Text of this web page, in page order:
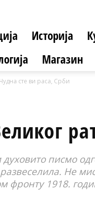
Историја
Магазин
сте ви раса, Срби
писмо
Не
фронту 1918.